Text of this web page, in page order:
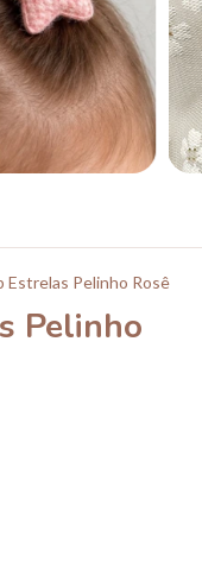
Estrelas Pelinho Rosê
Pelinho